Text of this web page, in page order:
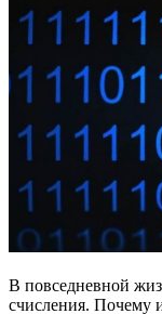
В повседневной
счисления. Почему